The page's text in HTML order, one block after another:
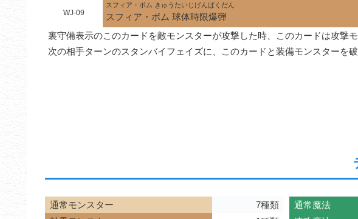
WJ-09
スフィア・ボム きゅうたいじげんばくだん
スフィア・ボム 球体時限爆弾
裏守備表示のこのカードを敵モンスターが攻撃した時、このカードは攻撃
次の相手ターンのスタンバイフェイズに、このカードと装備モンスターを
通常モンスター
7種類
通常魔法